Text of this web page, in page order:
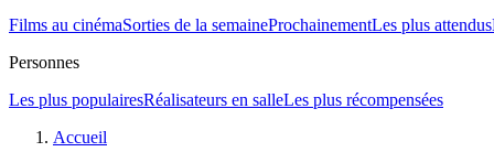
Films au cinémaSorties de la semaineProchainementLes plus attendus
Personnes
Les plus populairesRéalisateurs en salleLes plus récompensées
Accueil